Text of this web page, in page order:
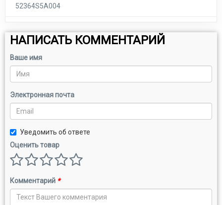
52364S5A004
НАПИСАТЬ КОММЕНТАРИЙ
Ваше имя
Электронная почта
Уведомить об ответе
Оценить товар
Комментарий *